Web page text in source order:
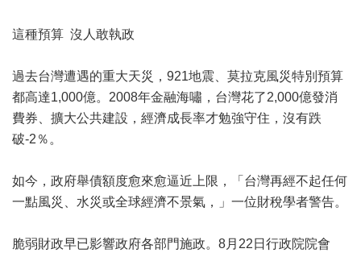
這種預算 沒人敢執政
過去台灣遭遇的重大天災，921地震、莫拉克風災特別預算
都高達1,000億。2008年金融海嘯，台灣花了2,000億發消
費券、擴大公共建設，經濟成長率才勉強守住，沒有跌
破-2％。
如今，政府舉債額度愈來愈逼近上限，「台灣再經不起任何
一點風災、水災或全球經濟不景氣，」一位財稅學者警告。
脆弱財政早已影響政府各部門施政。8月22日行政院院會